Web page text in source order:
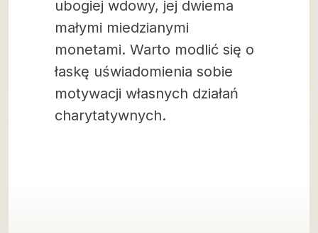
ubogiej wdowy, jej dwiema
małymi miedzianymi
monetami. Warto modlić się o
łaskę uświadomienia sobie
motywacji własnych działań
charytatywnych.